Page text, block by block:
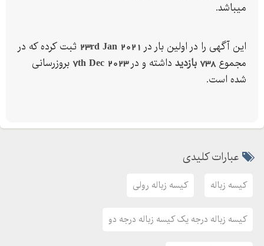
میباشد.
این آگهی را در اولین بار در 23rd Jan 2021 ثبت کرده که در
مجموع738 بازدید داشته و در7th Dec 2023 بروزرسانی
شده است.
عبارات کلیدی
کیسه زباله کیسه زباله رولی
کیسه زباله درجه یک کیسه زباله درجه دو